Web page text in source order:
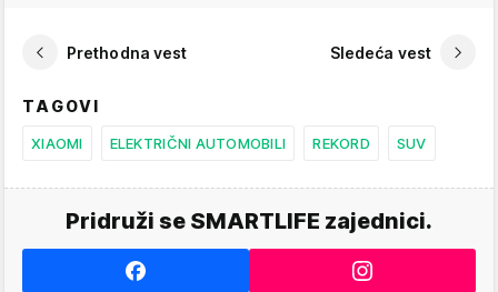
Prethodna vest Sledeća vest
TAGOVI
XIAOMI ELEKTRIČNI AUTOMOBILI REKORD SUV
Pridruži se SMARTLIFE zajednici.